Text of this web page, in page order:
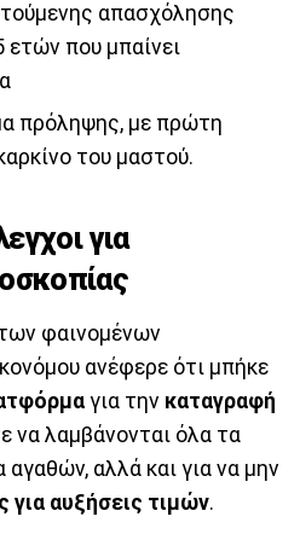
απασχόλησης
που μπαίνει
πρόληψης, με πρώτη
του μαστού.
για
φαινομένων
ανέφερε ότι μπήκε
για την καταγραφή
να λαμβάνονται όλα τα
αγαθών, αλλά και για να μην
για αυξήσεις τιμών.